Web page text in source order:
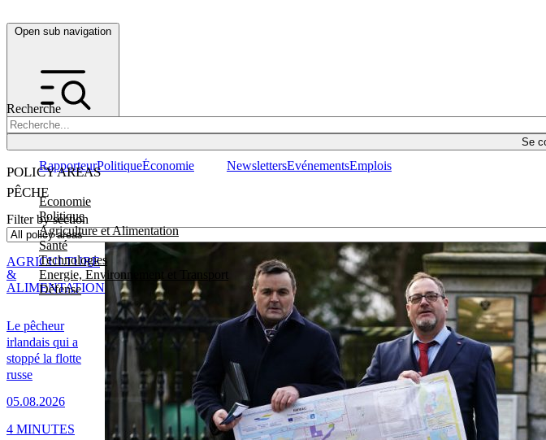
Open sub navigation
Recherche
Se
POLICY AREAS
Economie
Politique
Agriculture et Alimentation
Santé
Technologies
Energie, Environnement et Transport
Défense
RapporteurPolitiqueÉconomie NewslettersEvénementsEmplois
PÊCHE
Filter by section
Le pêcheur
irlandais qui a
stoppé la flotte
russe
05.08.2026
AGRICULTURE
&
ALIMENTATION
4 MINUTES